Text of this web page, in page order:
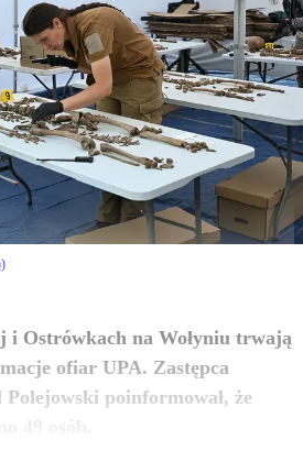
i Ostrówkach na Wołyniu trwają
ofiar UPA. Zastępca
poinformował, że
49 osób.
zobacz więcej